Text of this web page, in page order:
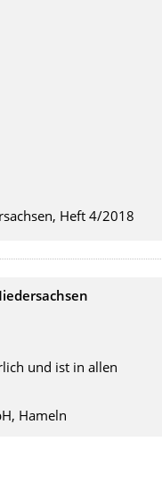
Heft 4/2018
und ist in allen
Hameln